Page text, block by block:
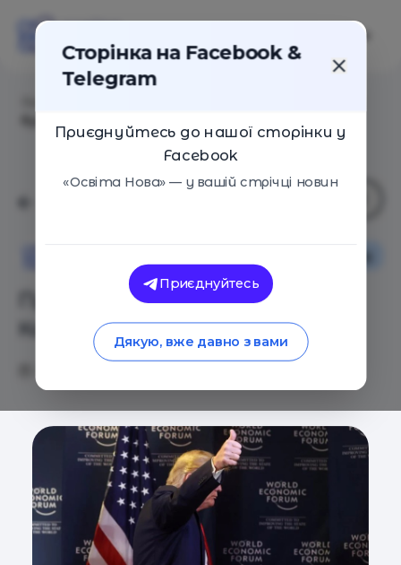
Прощай, нормальный мир.
Какое будущее нас ждет?
Сторінка на Facebook &
Telegram
Приєднуйтесь до нашої сторінки у
Facebook
«Освіта Нова» — у вашій стрічці новин
Приєднуйтесь
Дякую, вже давно з вами